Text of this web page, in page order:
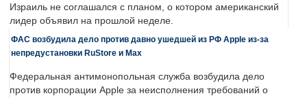
Израиль не соглашался с планом, о котором американский
лидер объявил на прошлой неделе.
ФАС возбудила дело против давно ушедшей из РФ Apple из-за
непредустановки RuStore и Max
Федеральная антимонопольная служба возбудила дело
против корпорации Apple за неисполнения требований о